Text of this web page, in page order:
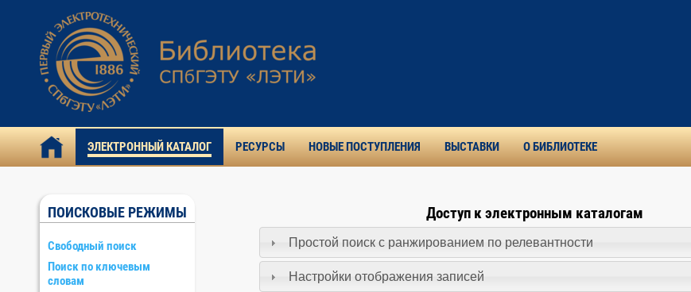
ЭЛЕКТРОННЫЙ КАТАЛОГ РЕСУРСЫ НОВЫЕ ПОСТУПЛЕНИЯ ВЫСТАВКИ О БИБЛИОТЕКЕ
ПОИСКОВЫЕ РЕЖИМЫ
Свободный поиск
Поиск по ключевым
словам
Доступ к электронным каталогам
Простой поиск c ранжированием по релевантности
Настройки отображения записей